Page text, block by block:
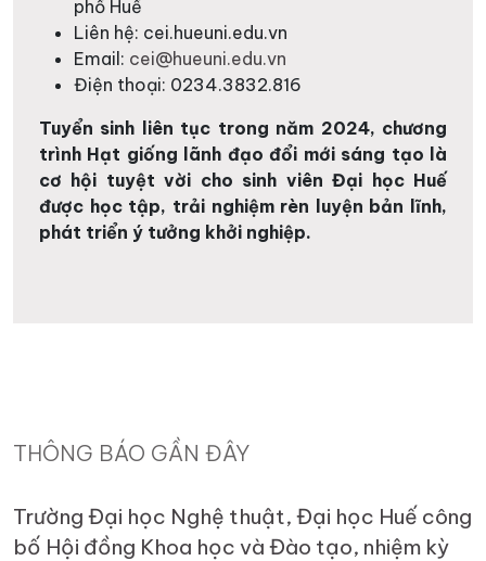
phố Huế
Liên hệ: cei.hueuni.edu.vn
Email: cei@hueuni.edu.vn
Điện thoại: 0234.3832.816
Tuyển sinh liên tục trong năm 2024, chương
trình Hạt giống lãnh đạo đổi mới sáng tạo là
cơ hội tuyệt vời cho sinh viên Đại học Huế
được học tập, trải nghiệm rèn luyện bản lĩnh,
phát triển ý tưởng khởi nghiệp.
THÔNG BÁO GẦN ĐÂY
Trường Đại học Nghệ thuật, Đại học Huế công
bố Hội đồng Khoa học và Đào tạo, nhiệm kỳ